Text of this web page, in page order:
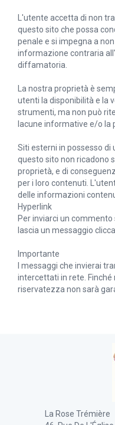
L'utente accetta di non
questo sito che possa
penale e si impegna a
informazione contraria
diffamatoria.
La nostra proprietà è
utenti la disponibilità e la
strumenti, ma non può
lacune informative e/o la
Siti esterni in possesso
questo sito non ricadono
proprietà, e di
per i loro contenuti.
delle informazioni
Hyperlink
Per inviarci un
lascia un messaggio
Importante
I messaggi che invierai
intercettati in rete. Finché
riservatezza non sarà
La Rose Trémière